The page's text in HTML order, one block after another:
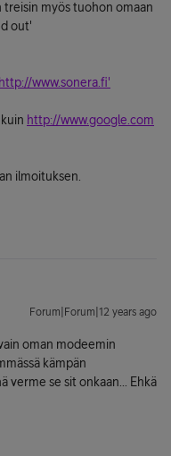
treisin myös tuohon omaan
out'
http://www.sonera.fi'
http://www.google.com
ilmoituksen.
Forum|Forum|12 years ago
oman modeemin
kämpän
verme se sit onkaan... Ehkä